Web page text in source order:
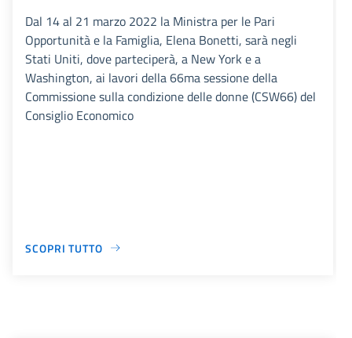
Dal 14 al 21 marzo 2022 la Ministra per le Pari
Opportunità e la Famiglia, Elena Bonetti, sarà negli
Stati Uniti, dove parteciperà, a New York e a
Washington, ai lavori della 66ma sessione della
Commissione sulla condizione delle donne (CSW66) del
Consiglio Economico
SCOPRI TUTTO